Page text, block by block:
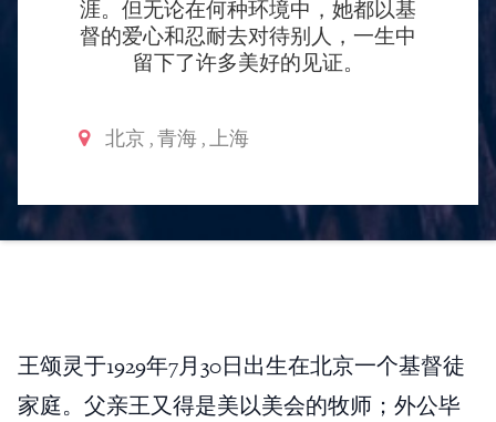
涯。但无论在何种环境中，她都以基
督的爱心和忍耐去对待别人，一生中
留下了许多美好的见证。
北京 ,青海 ,上海
王颂灵于1929年7月30日出生在北京一个基督徒
家庭。父亲王又得是美以美会的牧师；外公毕